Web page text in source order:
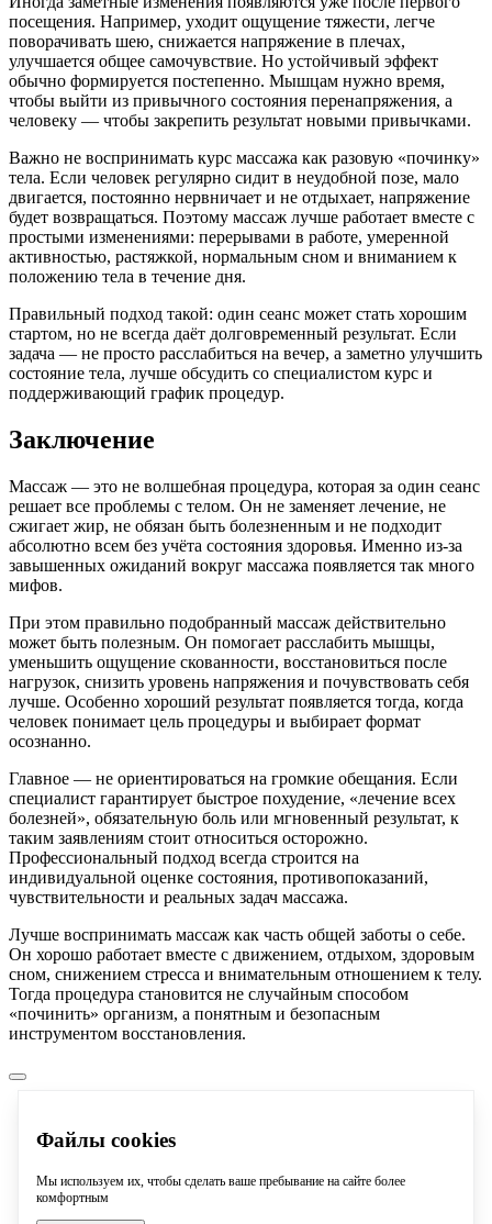
посещения. Например, уходит ощущение тяжести, легче
поворачивать шею, снижается напряжение в плечах,
улучшается общее самочувствие. Но устойчивый эффект
обычно формируется постепенно. Мышцам нужно время,
чтобы выйти из привычного состояния перенапряжения, а
человеку — чтобы закрепить результат новыми привычками.
Важно не воспринимать курс массажа как разовую «починку»
тела. Если человек регулярно сидит в неудобной позе, мало
двигается, постоянно нервничает и не отдыхает, напряжение
будет возвращаться. Поэтому массаж лучше работает вместе с
простыми изменениями: перерывами в работе, умеренной
активностью, растяжкой, нормальным сном и вниманием к
положению тела в течение дня.
Правильный подход такой: один сеанс может стать хорошим
стартом, но не всегда даёт долговременный результат. Если
задача — не просто расслабиться на вечер, а заметно улучшить
состояние тела, лучше обсудить со специалистом курс и
поддерживающий график процедур.
Заключение
Массаж — это не волшебная процедура, которая за один сеанс
решает все проблемы с телом. Он не заменяет лечение, не
сжигает жир, не обязан быть болезненным и не подходит
абсолютно всем без учёта состояния здоровья. Именно из-за
завышенных ожиданий вокруг массажа появляется так много
мифов.
При этом правильно подобранный массаж действительно
может быть полезным. Он помогает расслабить мышцы,
уменьшить ощущение скованности, восстановиться после
нагрузок, снизить уровень напряжения и почувствовать себя
лучше. Особенно хороший результат появляется тогда, когда
человек понимает цель процедуры и выбирает формат
осознанно.
Главное — не ориентироваться на громкие обещания. Если
специалист гарантирует быстрое похудение, «лечение всех
болезней», обязательную боль или мгновенный результат, к
таким заявлениям стоит относиться осторожно.
Профессиональный подход всегда строится на
индивидуальной оценке состояния, противопоказаний,
чувствительности и реальных задач массажа.
Лучше воспринимать массаж как часть общей заботы о себе.
Он хорошо работает вместе с движением, отдыхом, здоровым
сном, снижением стресса и внимательным отношением к телу.
Тогда процедура становится не случайным способом
«починить» организм, а понятным и безопасным
инструментом восстановления.
Файлы cookies
Мы используем их, чтобы сделать ваше пребывание на сайте более
комфортным